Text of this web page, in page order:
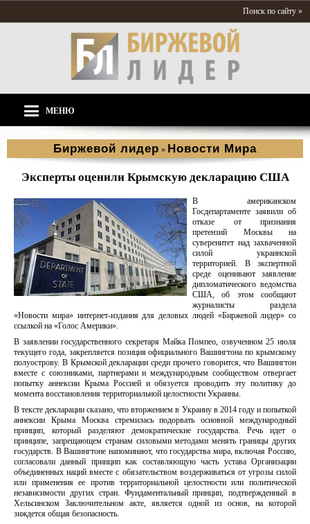
Поиск по сайту »
МЕНЮ
Биржевой лидер » Новости Мира
Эксперты оценили Крымскую декларацию США
В американском
Госдепартаменте заявили об
отказе от признания
претензий Москвы на
суверенитет над захваченной
силой украинской
территорией. В экспертной
среде оценивают заявление
дипломатического ведомства
США, об этом сообщают
журналисты раздела
«Новости мира» интернет-издания для деловых людей «Биржевой лидер» со
ссылкой на «Голос Америки».
В заявлении государственного секретаря Майка Помпео, озвученном 25 июля
текущего года, закрепляется позиция официального Вашингтона по крымскому
полуострову. В Крымской декларации среди прочего говорится, что Вашингтон
вместе с союзниками, партнерами и международным сообществом отвергает
попытку аннексии Крыма Россией и обязуется проводить эту политику до
момента восстановления территориальной целостности Украины.
В тексте декларации сказано, что вторжением в Украину в 2014 году и попыткой
аннексии Крыма Москва стремилась подорвать основной международный
принцип, который разделяют демократические государства. Речь идет о
принципе, запрещающем странам силовыми методами менять границы других
государств. В Вашингтоне напоминают, что государства мира, включая Россию,
согласовали данный принцип как составляющую часть устава Организации
объединенных наций вместе с обязательством воздерживаться от угрозы силой
или применения ее против территориальной целостности или политической
независимости других стран. Фундаментальный принцип, подтвержденный в
Хельсинском Заключительном акте, является одной из основ, на которой
зиждется общая безопасность.